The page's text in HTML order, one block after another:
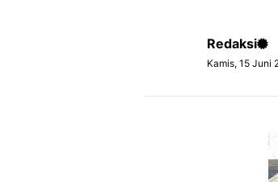
Redaksi
Kamis, 15 Juni